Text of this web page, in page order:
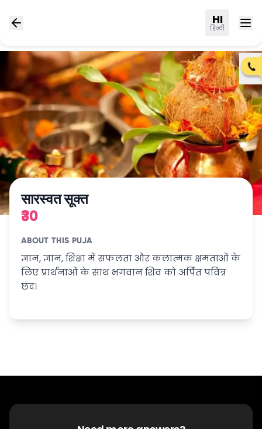
HI
हिन्दी
सारस्वत सूक्त
₹30
ABOUT THIS PUJA
ज्ञान, ज्ञान, शिक्षा में सफलता और कलात्मक क्षमताओं के
लिए प्रार्थनाओं के साथ भगवान शिव को अर्पित पवित्र
छंद।